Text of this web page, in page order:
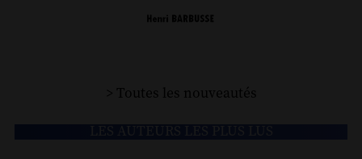
> Toutes les nouveautés